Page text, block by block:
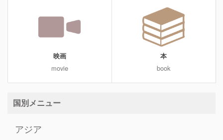
映画
movie
本
book
国別メニュー
アジア